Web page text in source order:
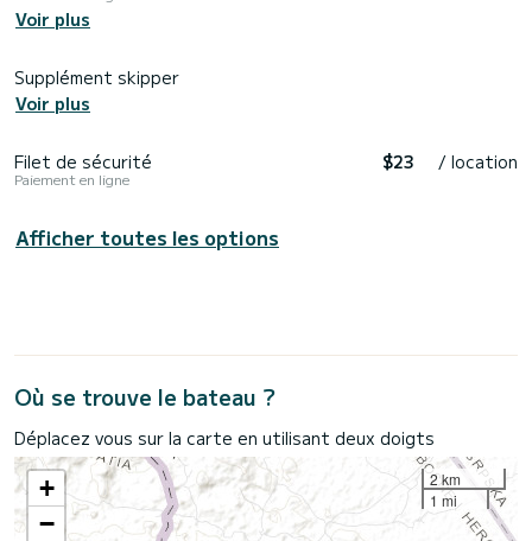
Voir plus
Supplément skipper
Voir plus
Filet de sécurité
Paiement en ligne
$23 / location
Afficher toutes les options
Où se trouve le bateau ?
Déplacez vous sur la carte en utilisant deux doigts
+
−
2 km
1 mi